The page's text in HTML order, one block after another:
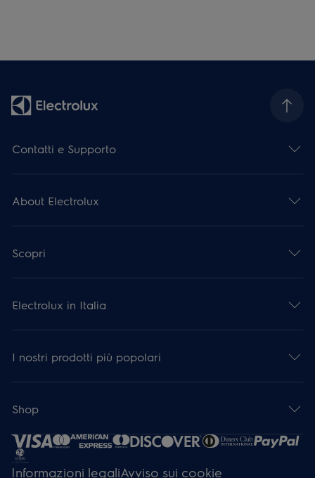
Contatti e Supporto
About Electrolux
Scopri
Electrolux in Italia
I nostri prodotti più popolari
Shop
Informazioni legaliAvviso sui cookie